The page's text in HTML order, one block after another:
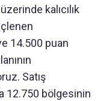
kalıcılık
14.500 puan
Satış
12.750 bölgesinin